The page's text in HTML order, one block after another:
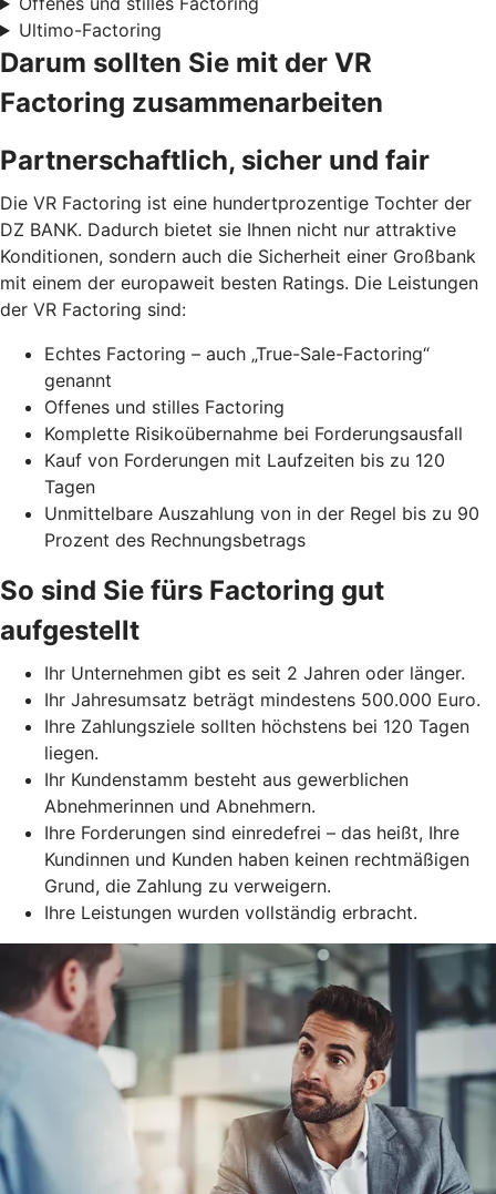
Ultimo-Factoring
Darum sollten Sie mit der VR
Factoring zusammenarbeiten
Partnerschaftlich, sicher und fair
Die VR Factoring ist eine hundertprozentige Tochter der
DZ BANK. Dadurch bietet sie Ihnen nicht nur attraktive
Konditionen, sondern auch die Sicherheit einer Großbank
mit einem der europaweit besten Ratings. Die Leistungen
der VR Factoring sind:
Echtes Factoring – auch „True-Sale-Factoring“
genannt
Offenes und stilles Factoring
Komplette Risikoübernahme bei Forderungsausfall
Kauf von Forderungen mit Laufzeiten bis zu 120
Tagen
Unmittelbare Auszahlung von in der Regel bis zu 90
Prozent des Rechnungsbetrags
So sind Sie fürs Factoring gut
aufgestellt
Ihr Unternehmen gibt es seit 2 Jahren oder länger.
Ihr Jahresumsatz beträgt mindestens 500.000 Euro.
Ihre Zahlungsziele sollten höchstens bei 120 Tagen
liegen.
Ihr Kundenstamm besteht aus gewerblichen
Abnehmerinnen und Abnehmern.
Ihre Forderungen sind einredefrei – das heißt, Ihre
Kundinnen und Kunden haben keinen rechtmäßigen
Grund, die Zahlung zu verweigern.
Ihre Leistungen wurden vollständig erbracht.